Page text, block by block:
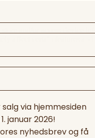
and/or access
affect certain features
via hjemmesiden
januar 2026!
nyhedsbrev og få